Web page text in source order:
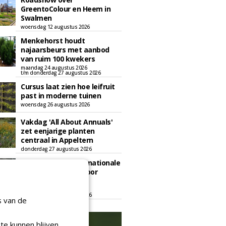
GreentoColour en Heem in
Swalmen
woensdag 12 augustus 2026
Menkehorst houdt
najaarsbeurs met aanbod
van ruim 100 kwekers
maandag 24 augustus 2026
t/m donderdag 27 augustus 2026
Cursus laat zien hoe leifruit
past in moderne tuinen
woensdag 26 augustus 2026
Vakdag 'All About Annuals'
zet eenjarige planten
centraal in Appeltern
donderdag 27 augustus 2026
GaLaBau 2026: internationale
ontmoetingsplek voor
t/m vrijdag 18 september 2026
van de